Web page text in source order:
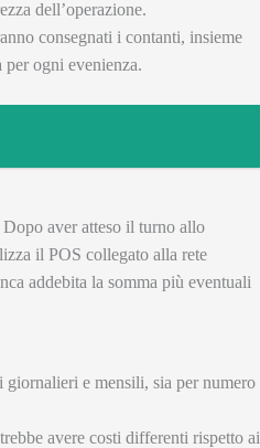
dell’operazione.
consegnati i contanti, insieme
per ogni evenienza.
aver atteso il turno allo
il POS collegato alla rete
addebita la somma più eventuali
e mensili, sia per numero
avere costi differenti rispetto ai